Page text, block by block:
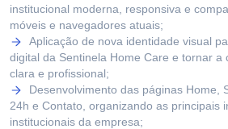
institucional moderna, responsiva e
móveis e navegadores atuais;
Aplicação de nova identidade visual
digital da Sentinela Home Care e tornar a
clara e profissional;
Desenvolvimento das páginas Home,
24h e Contato, organizando as principais
institucionais da empresa;